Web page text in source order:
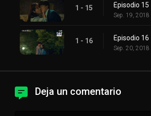
1 - 15 Episodio 15
Sep. 19, 2018
1 - 16 Episodio 16
Sep. 20, 2018
Deja un comentario